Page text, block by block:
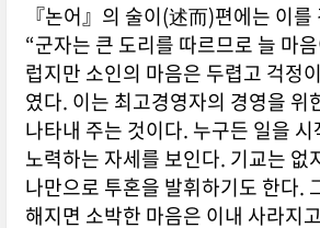
『논어』의 술이(述而)편에는 이
“군자는 큰 도리를 따르므로 늘 마
럽지만 소인의 마음은 두렵고 걱정
였다. 이는 최고경영자의 경영을 위
나타내 주는 것이다. 누구든 일을
노력하는 자세를 보인다. 기교는 없
나만으로 투혼을 발휘하기도 한다.
해지면 소박한 마음은 이내 사라지